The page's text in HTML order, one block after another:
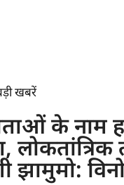
खबरें
के नाम
झामुमो: